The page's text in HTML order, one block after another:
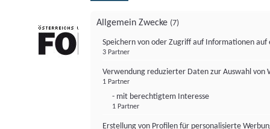
Allgemein Zwecke (7)
Speichern von oder Zugriff auf Informationen auf
3 Partner
Verwendung reduzierter Daten zur Auswahl von
1 Partner
- mit berechtigtem Interesse
1 Partner
Erstellung von Profilen für personalisierte
FONDS professionell